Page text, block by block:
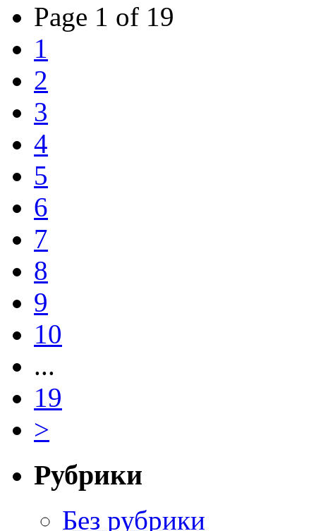
Page 1 of 19
1
2
3
4
5
6
7
8
9
10
...
19
>
Рубрики
Без рубрики